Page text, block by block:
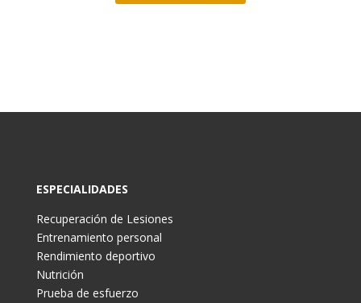
ESPECIALIDADES
Recuperación de Lesiones
Entrenamiento personal
Rendimiento deportivo
Nutrición
Prueba de esfuerzo